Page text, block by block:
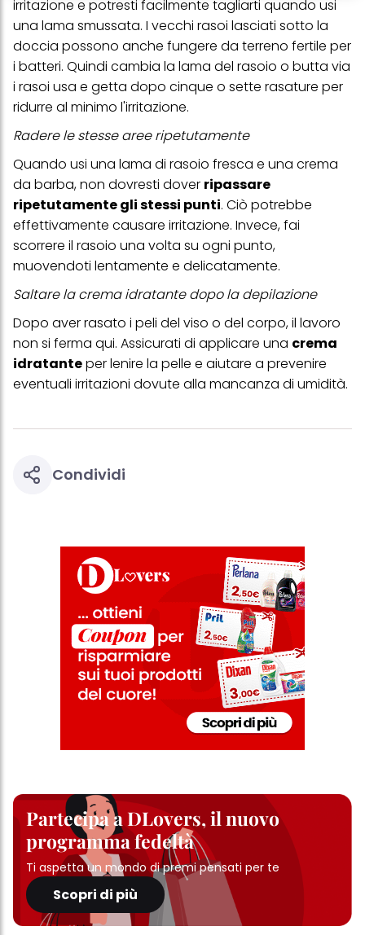
irritazione e potresti facilmente tagliarti quando usi
una lama smussata. I vecchi rasoi lasciati sotto la
doccia possono anche fungere da terreno fertile per
i batteri. Quindi cambia la lama del rasoio o butta via
i rasoi usa e getta dopo cinque o sette rasature per
ridurre al minimo l'irritazione.
Radere le stesse aree ripetutamente
Quando usi una lama di rasoio fresca e una crema
da barba, non dovresti dover ripassare
ripetutamente gli stessi punti. Ciò potrebbe
effettivamente causare irritazione. Invece, fai
scorrere il rasoio una volta su ogni punto,
muovendoti lentamente e delicatamente.
Saltare la crema idratante dopo la depilazione
Dopo aver rasato i peli del viso o del corpo, il lavoro
non si ferma qui. Assicurati di applicare una crema
idratanteper lenire la pelle e aiutare a prevenire
eventuali irritazioni dovute alla mancanza di umidità.
Condividi
Partecipa a DLovers, il nuovo
programma fedeltà
Ti aspetta un mondo di premi pensati per te
Scopri di più
creare profili individuali su di te che potrebbero essere arricchiti
con dati ottenuti da terze parti e altri siti Web. Utilizziamo questi
profili per scopi di marketing personalizzato, in particolare per
visualizzare annunci pubblicitari che potrebbero interessarti
(basati, ad esempio, sui tuoi interessi identificati) su questo sito
web e altri media (di terzi) tramite i dispositivi assegnati a te o
alla tua famiglia, nonché per misurare e ottimizzare il successo
delle campagne pubblicitarie.
Puoi trovare maggiori informazioni sul trattamento dei tuoi dati
di pagina (Sezione "Cookie, Pixel, Impronte digitali e tecnologie
simili"). Puoi revocare il tuo consenso in qualsiasi momento con
effetto per il futuro disabilitando i cookie sul nostro sito web nella
sezione "Impostazioni cookie" collegata nel piè di pagina. Per
ulteriori informazioni sui cookie utilizzati su questo sito Web, in
particolare sul loro periodo di conservazione, consultare le
informazioni dettagliate su ciascun cookie disponibili facendo
clic su "modifica" di seguito".
Se fai clic su "Modifica" potrai trovare maggiori informazioni sul
trattamento dei tuoi dati / sull'uso dei cookie e consentirli per uno o
più degli scopi sopra menzionati. Cliccando su "Accetta tutto",
acconsenti all'uso dei cookie e al trattamento dei tuoi dati
personali per tutte le finalità sopra indicate. Se fai clic su "Rifiuta",
verranno utilizzati solo i cookie tecnicamente necessari per fornirti
questo sito web.